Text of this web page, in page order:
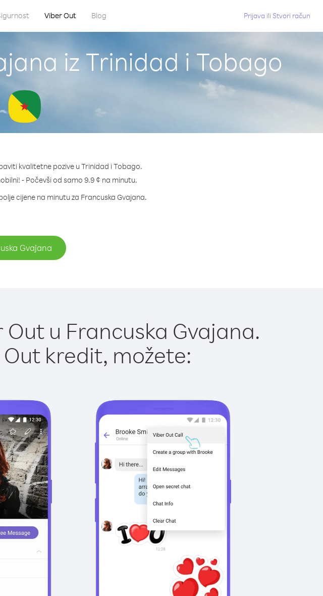
Viber Out Blog Prijava ili Stvori račun
iz Trinidad i Tobago
kvalitetne pozive u Trinidad i Tobago.
- Počevši od samo 9.9 ¢ na minutu.
cijene na minutu za Francuska Gvajana.
Gvajana
u Francuska Gvajana.
kredit, možete: